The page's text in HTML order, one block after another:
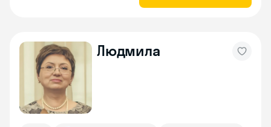
Людмила